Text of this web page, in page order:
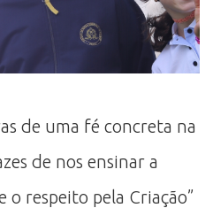
de uma fé concreta na
de nos ensinar a
o respeito pela Criação”